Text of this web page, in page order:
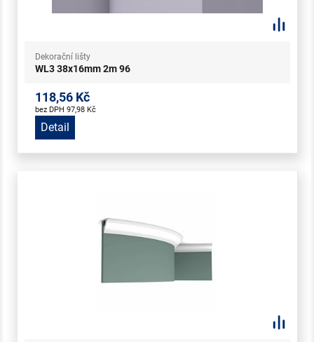
Dekorační lišty
WL3 38x16mm 2m 96
118,56 Kč
bez DPH 97,98 Kč
Detail